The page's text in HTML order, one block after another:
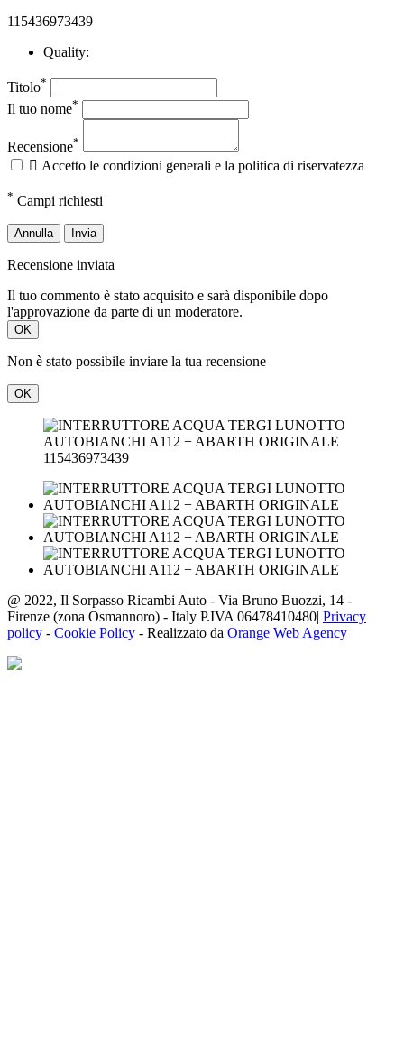
115436973439
Quality:
Titolo*
Il tuo nome*
Recensione*
 Accetto le condizioni generali e la politica di riservatezza
* Campi richiesti
Annulla Invia
Recensione inviata
Il tuo commento è stato acquisito e sarà disponibile dopo
l'approvazione da parte di un moderatore.
OK
Non è stato possibile inviare la tua recensione
OK
115436973439
@ 2022, Il Sorpasso Ricambi Auto - Via Bruno Buozzi, 14 -
Firenze (zona Osmannoro) - Italy P.IVA 06478410480| Privacy
policy - Cookie Policy - Realizzato da Orange Web Agency